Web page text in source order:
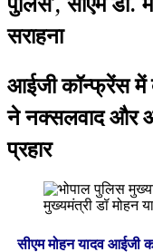
सराहना
आईजी कॉन्फ्रेंस में
ने नक्सलवाद और
प्रहार
सीएम मोहन यादव आईजी